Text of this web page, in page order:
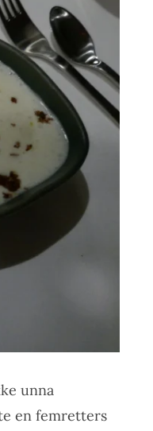
unna
en femretters